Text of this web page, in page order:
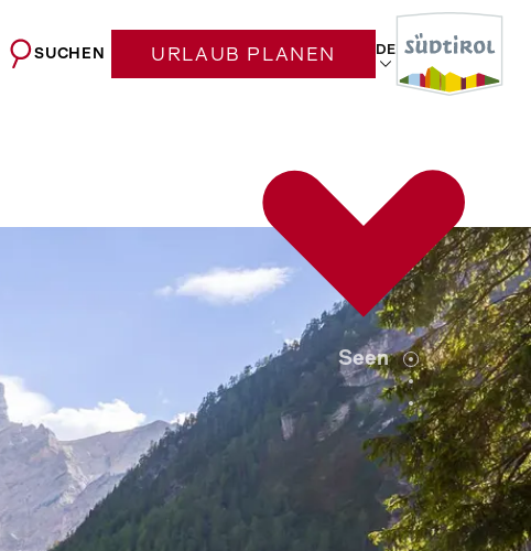
SUCHEN URLAUB PLANEN DE
Seen